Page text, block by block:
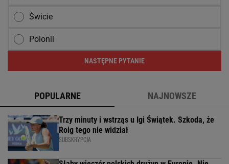
Świcie
Polonii
NASTĘPNE PYTANIE
POPULARNE NAJNOWSZE
Trzy minuty i wstrząs u Igi Świątek. Szkoda, że
Roig tego nie widział
SUBSKRYPCJA